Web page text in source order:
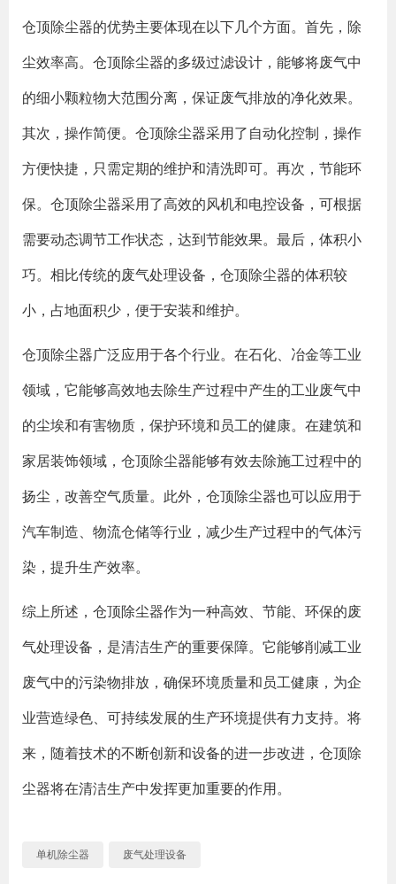
仓顶除尘器的优势主要体现在以下几个方面。首先，除
尘效率高。仓顶除尘器的多级过滤设计，能够将废气中
的细小颗粒物大范围分离，保证废气排放的净化效果。
其次，操作简便。仓顶除尘器采用了自动化控制，操作
方便快捷，只需定期的维护和清洗即可。再次，节能环
保。仓顶除尘器采用了高效的风机和电控设备，可根据
需要动态调节工作状态，达到节能效果。最后，体积小
巧。相比传统的废气处理设备，仓顶除尘器的体积较
小，占地面积少，便于安装和维护。
仓顶除尘器广泛应用于各个行业。在石化、冶金等工业
领域，它能够高效地去除生产过程中产生的工业废气中
的尘埃和有害物质，保护环境和员工的健康。在建筑和
家居装饰领域，仓顶除尘器能够有效去除施工过程中的
扬尘，改善空气质量。此外，仓顶除尘器也可以应用于
汽车制造、物流仓储等行业，减少生产过程中的气体污
染，提升生产效率。
综上所述，仓顶除尘器作为一种高效、节能、环保的废
气处理设备，是清洁生产的重要保障。它能够削减工业
废气中的污染物排放，确保环境质量和员工健康，为企
业营造绿色、可持续发展的生产环境提供有力支持。将
来，随着技术的不断创新和设备的进一步改进，仓顶除
尘器将在清洁生产中发挥更加重要的作用。
单机除尘器 废气处理设备